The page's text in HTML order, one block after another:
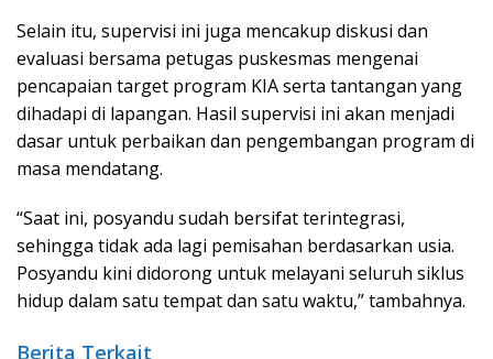
Selain itu, supervisi ini juga mencakup diskusi dan
evaluasi bersama petugas puskesmas mengenai
pencapaian target program KIA serta tantangan yang
dihadapi di lapangan. Hasil supervisi ini akan menjadi
dasar untuk perbaikan dan pengembangan program di
masa mendatang.
“Saat ini, posyandu sudah bersifat terintegrasi,
sehingga tidak ada lagi pemisahan berdasarkan usia.
Posyandu kini didorong untuk melayani seluruh siklus
hidup dalam satu tempat dan satu waktu,” tambahnya.
Berita Terkait